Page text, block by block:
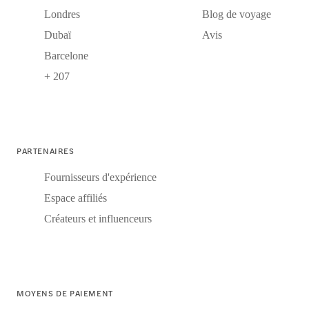
Londres
Dubaï
Barcelone
+ 207
Blog de voyage
Avis
PARTENAIRES
Fournisseurs d'expérience
Espace affiliés
Créateurs et influenceurs
MOYENS DE PAIEMENT